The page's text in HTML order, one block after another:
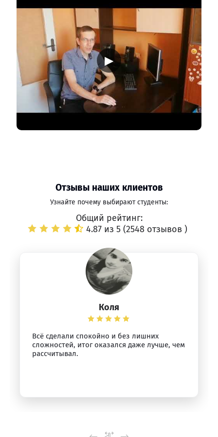
▶
Отзывы наших клиентов
Узнайте почему выбирают студенты:
Общий рейтинг:
4.87 из 5 (2548 отзывов )
Коля
Всё сделали спокойно и без лишних
сложностей, итог оказался даже лучше, чем
рассчитывал.